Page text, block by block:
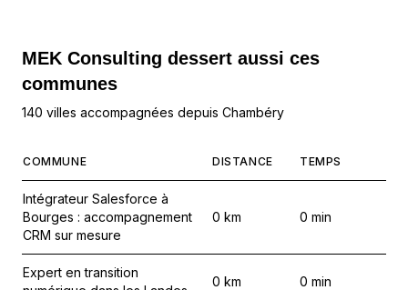
MEK Consulting dessert aussi ces
communes
140 villes accompagnées depuis Chambéry
COMMUNE DISTANCE TEMPS
Intégrateur Salesforce à
Bourges : accompagnement
CRM sur mesure
0 km 0 min
Expert en transition
0 km 0 min